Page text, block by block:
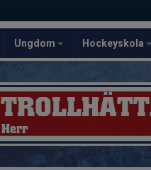
Ungdom Hockeyskola
Herr